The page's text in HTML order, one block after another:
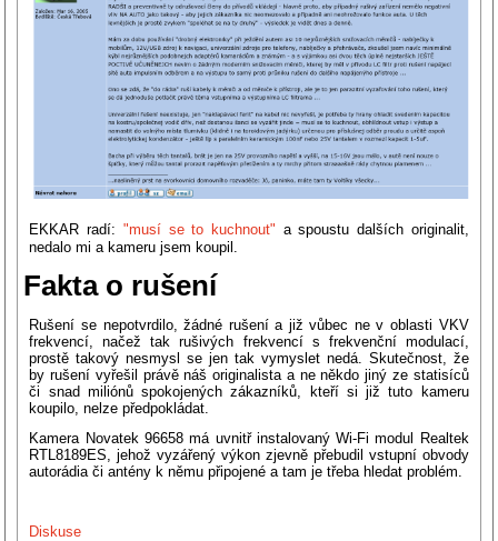
EKKAR radí: "musí se to kuchnout" a spoustu dalších originalit,
nedalo mi a kameru jsem koupil.
Fakta o rušení
Rušení se nepotvrdilo, žádné rušení a již vůbec ne v oblasti VKV
frekvencí, načež tak rušivých frekvencí s frekvenční modulací,
prostě takový nesmysl se jen tak vymyslet nedá. Skutečnost, že
by rušení vyřešil právě náš originalista a ne někdo jiný ze statisíců
či snad miliónů spokojených zákazníků, kteří si již tuto kameru
koupilo, nelze předpokládat.
Kamera Novatek 96658 má uvnitř instalovaný Wi-Fi modul Realtek
RTL8189ES, jehož vyzářený výkon zjevně přebudil vstupní obvody
autorádia či antény k němu připojené a tam je třeba hledat problém.
Diskuse